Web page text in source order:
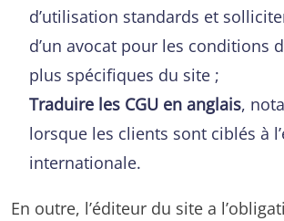
d’utilisation standards et
d’un avocat pour les conditions
plus spécifiques du site ;
Traduire les CGU en anglais,
lorsque les clients sont ciblés à
internationale.
En outre, l’éditeur du site a